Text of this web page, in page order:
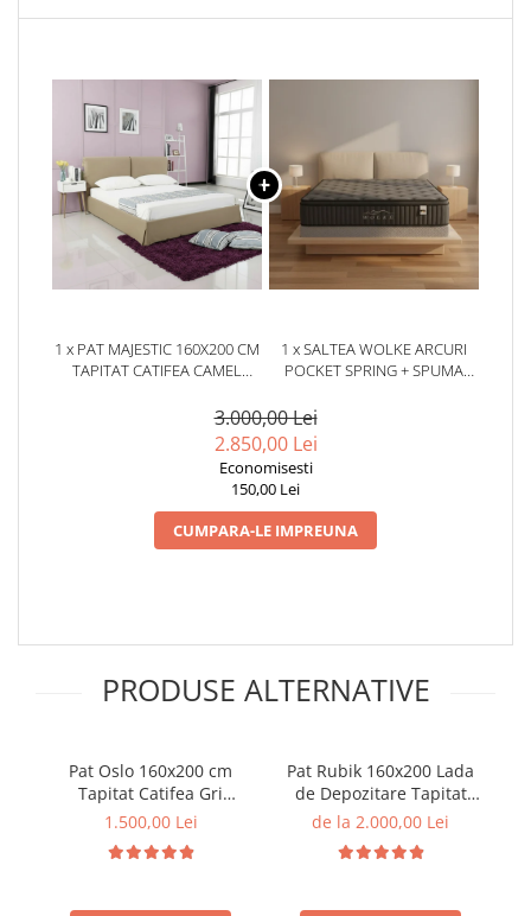
1 x PAT MAJESTIC 160X200 CM
TAPITAT CATIFEA CAMEL
1 x SALTEA WOLKE ARCURI
POCKET SPRING + SPUMA
3.000,00 Lei
2.850,00 Lei
Economisesti
150,00 Lei
CUMPARA-LE IMPREUNA
PRODUSE ALTERNATIVE
Pat Oslo 160x200 cm
Tapitat Catifea Gri
Somiera Inclusa (cod ML
1.500,00 Lei
Pat Rubik 160x200 Lada
de Depozitare Tapitat
Catifea Gri (cod: ML2223)
de la 2.000,00 Lei